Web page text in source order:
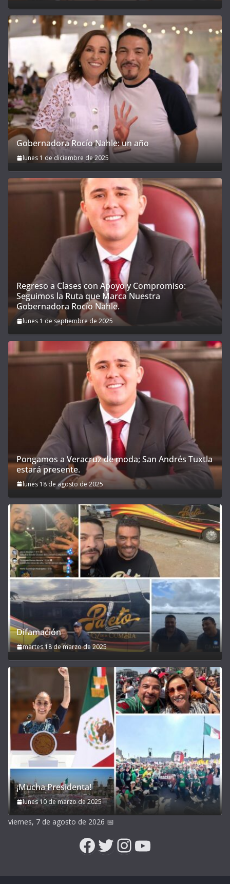
Gobernadora Rocío Nahle: un año
lunes 1 de diciembre de 2025
Regreso a Clases con Apoyo y Compromiso:
Seguimos la Ruta que Marca Nuestra
Gobernadora Rocío Nahle.
lunes 1 de septiembre de 2025
Pongamos a Veracruz de moda; San Andrés Tuxtla
estará presente.
lunes 18 de agosto de 2025
Difamación
martes 18 de marzo de 2025
¡Mucha Presidenta!
lunes 10 de marzo de 2025
viernes, 7 de agosto de 2026 📅
Facebook
Twitter
Instagram
YouTube